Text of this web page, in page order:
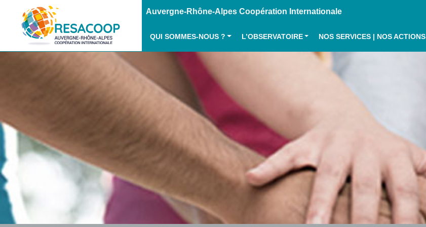
Auvergne-Rhône-Alpes Coopération Internationale
QUI SOMMES-NOUS ? L’OBSERVATOIRE NOS SERVICES | NOS ACTIONS